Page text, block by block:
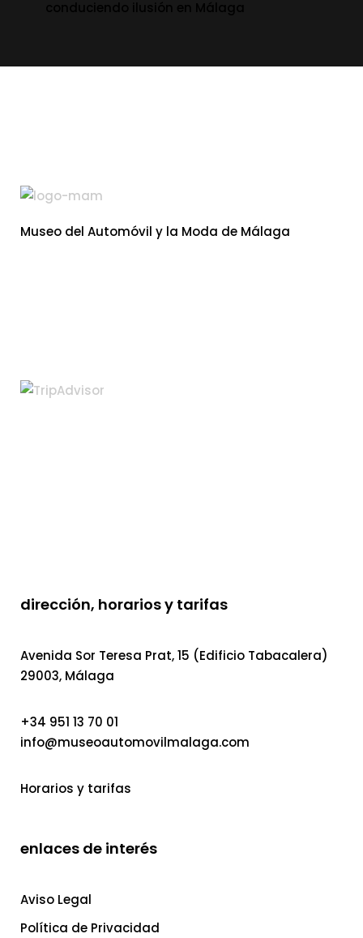
Museo del Automóvil y la Moda de Málaga
dirección, horarios y tarifas
Avenida Sor Teresa Prat, 15 (Edificio Tabacalera)
29003, Málaga
+34 951 13 70 01
info@museoautomovilmalaga.com
Horarios y tarifas
enlaces de interés
Aviso Legal
Política de Privacidad